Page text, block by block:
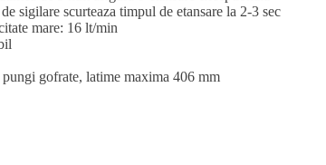
sigilare scurteaza timpul de etansare la 2-3 sec
mare: 16 lt/min
gofrate, latime maxima 406 mm